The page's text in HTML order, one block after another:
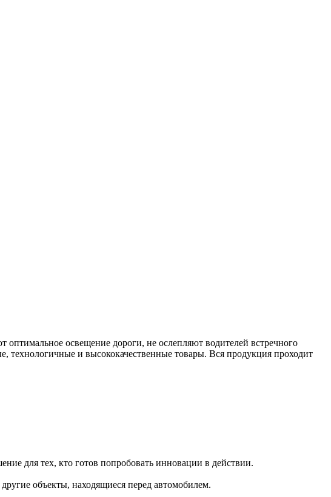
освещение дороги, не ослепляют водителей встречного
и высококачественные товары. Вся продукция проходит
для тех, кто готов попробовать инновации в действии.
объекты, находящиеся перед автомобилем.